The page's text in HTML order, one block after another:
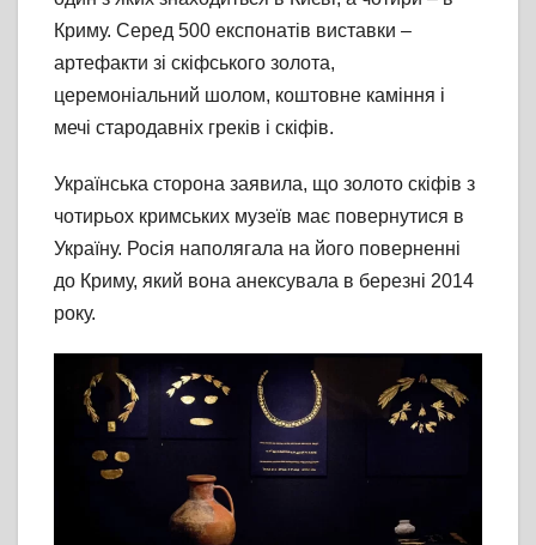
Криму. Серед 500 експонатів виставки –
артефакти зі скіфського золота,
церемоніальний шолом, коштовне каміння і
мечі стародавніх греків і скіфів.
Українська сторона заявила, що золото скіфів з
чотирьох кримських музеїв має повернутися в
Україну. Росія наполягала на його поверненні
до Криму, який вона анексувала в березні 2014
року.